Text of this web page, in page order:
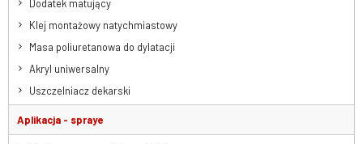
Dodatek matujący
Klej montażowy natychmiastowy
Masa poliuretanowa do dylatacji
Akryl uniwersalny
Uszczelniacz dekarski
Aplikacja - spraye